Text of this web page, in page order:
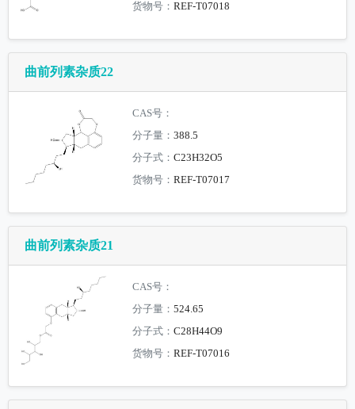
货物号：REF-T07018
曲前列素杂质22
CAS号：
分子量：388.5
分子式：C23H32O5
货物号：REF-T07017
曲前列素杂质21
CAS号：
分子量：524.65
分子式：C28H44O9
货物号：REF-T07016